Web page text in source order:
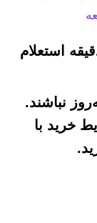
استعلام
نباشند.
خرید با